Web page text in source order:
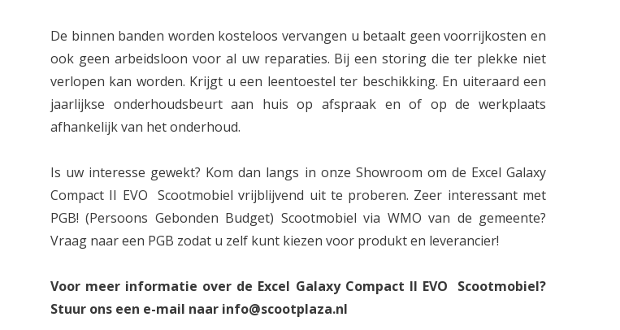
De binnen banden worden kosteloos vervangen u betaalt geen voorrijkosten en
ook geen arbeidsloon voor al uw reparaties. Bij een storing die ter plekke niet
verlopen kan worden. Krijgt u een leentoestel ter beschikking. En uiteraard een
jaarlijkse onderhoudsbeurt aan huis op afspraak en of op de werkplaats
afhankelijk van het onderhoud.
Is uw interesse gewekt? Kom dan langs in onze Showroom om de Excel Galaxy
Compact II EVO Scootmobiel vrijblijvend uit te proberen. Zeer interessant met
PGB! (Persoons Gebonden Budget) Scootmobiel via WMO van de gemeente?
Vraag naar een PGB zodat u zelf kunt kiezen voor produkt en leverancier!
Voor meer informatie over de Excel Galaxy Compact II EVO Scootmobiel?
Stuur ons een e-mail naar info@scootplaza.nl